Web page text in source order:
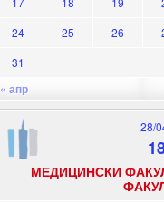
« апр
24
25 26
31
28/
МЕДИЦИНСКИ